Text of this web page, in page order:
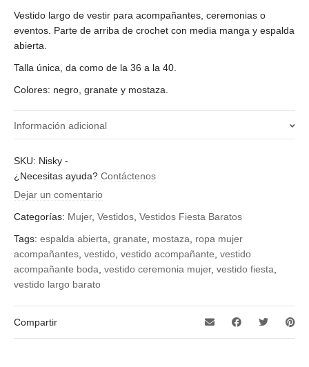
Vestido largo de vestir para acompañantes, ceremonias o
eventos. Parte de arriba de crochet con media manga y espalda
abierta.
Talla única, da como de la 36 a la 40.
Colores: negro, granate y mostaza.
Información adicional
Color
granate, mostaza, negro
SKU: Nisky -
¿Necesitas ayuda? Contáctenos
Dejar un comentario
Categorías: Mujer, Vestidos, Vestidos Fiesta Baratos
Tags: espalda abierta, granate, mostaza, ropa mujer
acompañantes, vestido, vestido acompañante, vestido
acompañante boda, vestido ceremonia mujer, vestido fiesta,
vestido largo barato
Compartir